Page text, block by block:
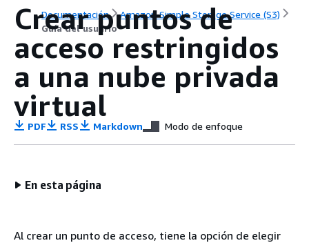
Documentación
Amazon Simple Storage Service (S3)
Guía del usuario
Crear puntos de
acceso restringidos
a una nube privada
virtual
PDF RSS Markdown Modo de enfoque
En esta página
Al crear un punto de acceso, tiene la opción de elegir